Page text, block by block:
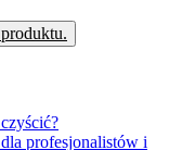
profesjonalistów i